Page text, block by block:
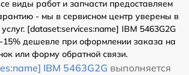
виды работ и запчасти предоставляем
- мы в сервисном центр уверены в
[dataset:services:name] IBM 5463G2G
-15% дешевле при оформлении заказа на
или форму обратной связи.
IBM 5463G2G выполняется